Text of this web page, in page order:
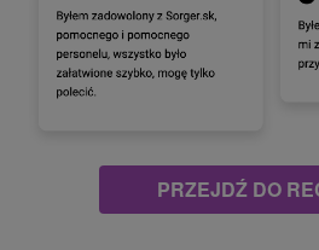
PRZEJDŹ DO